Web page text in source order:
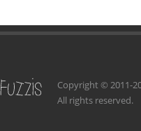
Copyright © 2011-
All rights reserved.